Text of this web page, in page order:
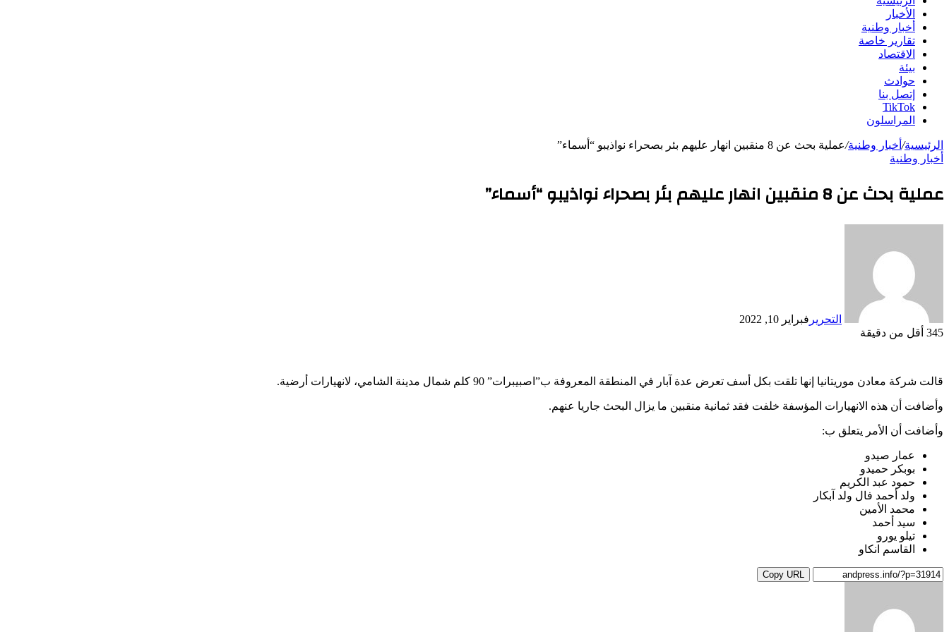
الأخبار
أخبار وطنية
تقارير خاصة
الاقتصاد
بيئة
حوادث
إتصل بنا
TikTok
المراسلون
الرئيسية/ أخبار وطنية/عملية بحث عن 8 منقبين انهار عليهم بئر بصحراء نواذيبو “أسماء”
أخبار وطنية
عملية بحث عن 8 منقبين انهار عليهم بئر بصحراء نواذيبو “أسماء”
التحرير فبراير 10, 2022
345 أقل من دقيقة
قالت شركة معادن موريتانيا إنها تلقت بكل أسف تعرض عدة آبار في المنطقة المعروفة ب”اصبيبرات” 90 كلم شمال مدينة الشامي، لانهيارات أرضية.
وأضافت أن هذه الانهيارات المؤسفة خلفت فقد ثمانية منقبين ما يزال البحث جاريا عنهم.
وأضافت أن الأمر يتعلق ب:
عمار صيدو
بوبكر حميدو
حمود عبد الكريم
ولد أحمد فال ولد آبكار
محمد الأمين
سيد أحمد
تيلو يورو
القاسم انكاو
Copy URL